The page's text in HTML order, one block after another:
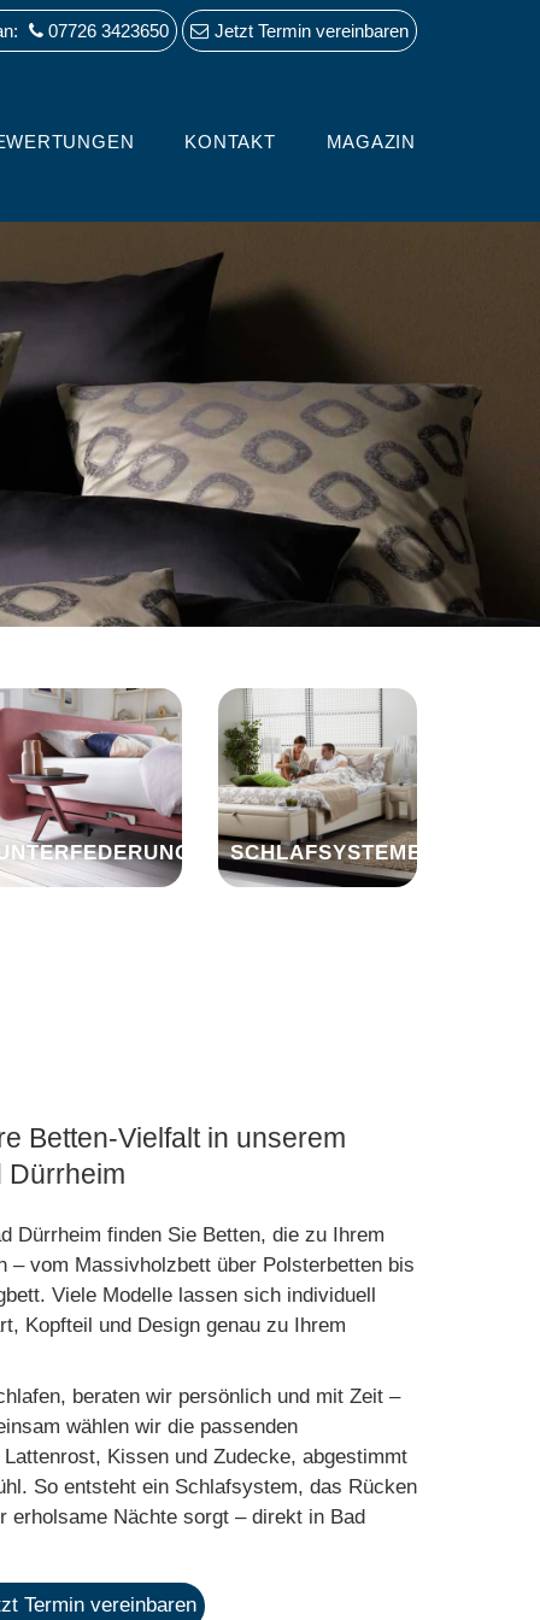
07726 3423650 Jetzt Termin vereinbaren
KONTAKT MAGAZIN
SCHLAFSYSTEME
Betten-Vielfalt in unserem
Dürrheim
Dürrheim finden Sie Betten, die zu Ihrem
– vom Massivholzbett über Polsterbetten bis
Viele Modelle lassen sich individuell
Kopfteil und Design genau zu Ihrem
beraten wir persönlich und mit Zeit –
wählen wir die passenden
Kissen und Zudecke, abgestimmt
So entsteht ein Schlafsystem, das Rücken
erholsame Nächte sorgt – direkt in Bad
Termin vereinbaren